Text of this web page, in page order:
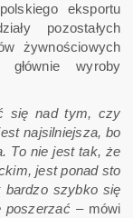
eksportu
pozostałych
żywnościowych
wyroby
się nad tym, czy
najsilniejsza, bo
To nie jest tak, że
jest ponad sto
bardzo szybko się
poszerzać –mówi